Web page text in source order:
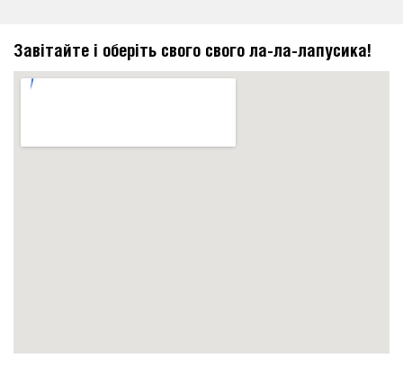
Завітайте і оберіть свого свого ла-ла-лапусика!
https://embedgooglemaps.com/en/